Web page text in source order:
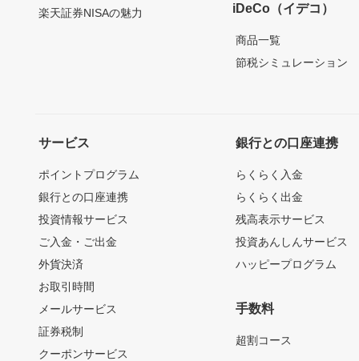
楽天証券NISAの魅力
iDeCo（イデコ）
商品一覧
節税シミュレーション
サービス
ポイントプログラム
銀行との口座連携
投資情報サービス
ご入金・ご出金
外貨決済
お取引時間
メールサービス
証券税制
クーポンサービス
銀行との口座連携
らくらく入金
らくらく出金
残高表示サービス
投資あんしんサービス
ハッピープログラム
手数料
超割コース